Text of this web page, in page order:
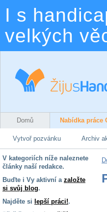
I s
velkých
Domů Nabídka práce
Vytvoř pozvánku Archiv
V kategoriích níže naleznete
články naší redakce.
Buďte i Vy aktivní a založte
si svůj blog.
Najděte si lepší práci!.